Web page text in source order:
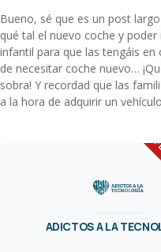
Bueno, sé que es un post
qué tal el nuevo coche y
infantil para que las tengáis
de necesitar coche nuevo…
sobra! Y recordad que las
a la hora de adquirir un
ADICTOS A LA